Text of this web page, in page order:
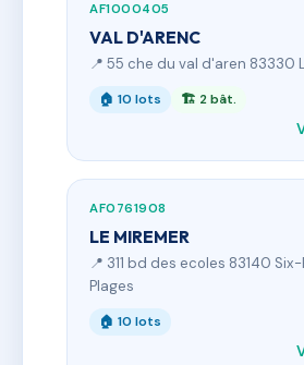
AF1000405
VAL D'ARENC
📍 55 che du val d'aren 83330
🏠 10 lots 🏗 2 bât.
AF0761908
LE MIREMER
📍 311 bd des ecoles 83140
Plages
🏠 10 lots